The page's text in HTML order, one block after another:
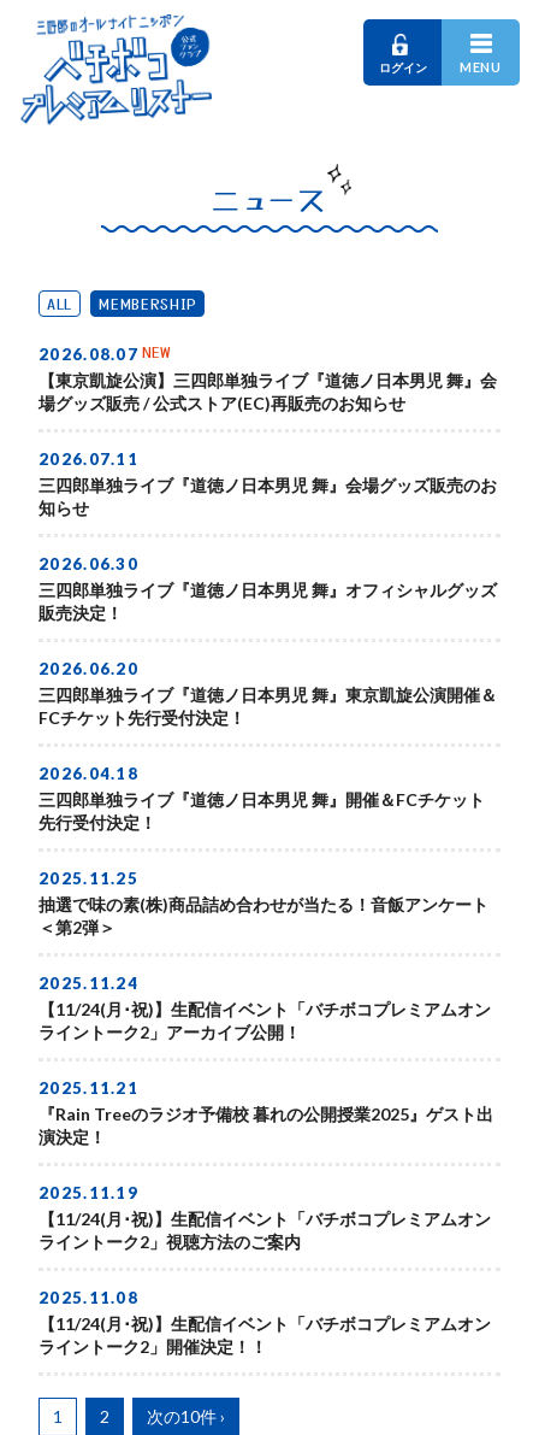
ログイン MENU
ニュース
ALL MEMBERSHIP
2026.08.07 NEW
【東京凱旋公演】三四郎単独ライブ『道徳ノ日本男児 舞』会
場グッズ販売 / 公式ストア(EC)再販売のお知らせ
2026.07.11
三四郎単独ライブ『道徳ノ日本男児 舞』会場グッズ販売のお
知らせ
2026.06.30
三四郎単独ライブ『道徳ノ日本男児 舞』オフィシャルグッズ
販売決定！
2026.06.20
三四郎単独ライブ『道徳ノ日本男児 舞』東京凱旋公演開催＆
FCチケット先行受付決定！
2026.04.18
三四郎単独ライブ『道徳ノ日本男児 舞』開催＆FCチケット
先行受付決定！
2025.11.25
抽選で味の素(株)商品詰め合わせが当たる！音飯アンケート
＜第2弾＞
2025.11.24
【11/24(月･祝)】生配信イベント「バチボコプレミアムオン
ライントーク2」アーカイブ公開！
2025.11.21
『Rain Treeのラジオ予備校 暮れの公開授業2025』ゲスト出
演決定！
2025.11.19
【11/24(月･祝)】生配信イベント「バチボコプレミアムオン
ライントーク2」視聴方法のご案内
2025.11.08
【11/24(月･祝)】生配信イベント「バチボコプレミアムオン
ライントーク2」開催決定！！
1 2 次の10件 ›